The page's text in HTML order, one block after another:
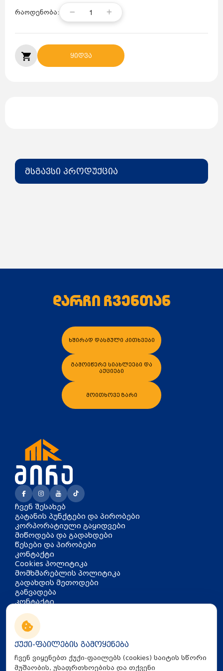
რაოდენობა: 1
ყიდვა
მსგავსი პროდუქცია
დარჩი ჩვენთან
ხშირად დასმული კითხვები
გამოიწერე სიახლეები და
აქციები
მოითხოვე ზარი
კონტაქტი
თბილისი, აკაკი წერეთლის
გამზირი 126
info@mira.ge
032 235 60 01
ჩვენ შესახებ
გატანის პუნქტები და პირობები
კორპორატიული გაყიდვები
მიწოდება და გადახდები
წესები და პირობები
კონტაქტი
Cookies პოლიტიკა
მომხმარებლის პოლიტიკა
გადახდის მეთოდები
განვადება
ქუქი-ფაილების გამოყენება
ჩვენ ვიყენებთ ქუქი-ფაილებს (cookies) საიტის სწორი
მუშაობის, უსაფრთხოებისა და თქვენი